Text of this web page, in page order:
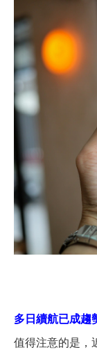
多日續航已成趨
值得注意的是，